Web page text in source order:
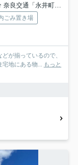
「永井町」 停歩3分
ごみ置き場
が揃っているので、
宅地にある物... もっと